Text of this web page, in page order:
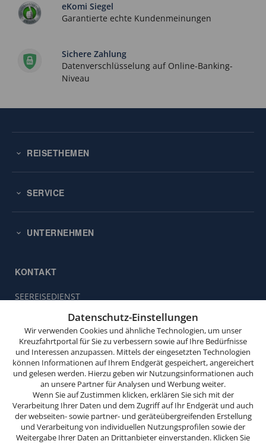
eKomi Siegel
Garantierte echte Kundenmeinungen
Sichere Zahlung
Datenverschlüsselung auf Online-Banking-
Niveau
REISETHEMEN
SERVICE
UNTERNEHMEN
KONTAKT
SEEREISEDIENST
47119 Duisburg
Buchungsservice:0203 / 30 98 00
(Mo. bis Fr. von 9.00 bis 18.00 Uhr,
Sa. von 10.00 bis 15.00 Uhr,
So. von 10.00 bis 13.00 Uhr,
außer feiertags)
info@seereisedienst.de
Diese
verwendet
Cookies.
Wenn
Sie
weitersurfen,
stimmen
Sie
der
Cookie-
Datenschutz-Einstellungen
Wir verwenden Cookies und ähnliche Technologien, um unser
Kreuzfahrtportal für Sie zu verbessern sowie auf Ihre Bedürfnisse
und Interessen anzupassen. Mittels der eingesetzten Technologien
können Informationen auf Ihrem Endgerät gespeichert, angereichert
und gelesen werden. Hierzu geben wir Nutzungsinformationen auch
an unsere Partner für Analysen und Werbung weiter.
Wenn Sie auf Zustimmen klicken, erklären Sie sich mit der
Verarbeitung Ihrer Daten und dem Zugriff auf Ihr Endgerät und auch
der webseiten- sowie partner- und geräteübergreifenden Erstellung
und Verarbeitung von individuellen Nutzungsprofilen sowie der
Weitergabe Ihrer Daten an Drittanbieter einverstanden. Klicken Sie